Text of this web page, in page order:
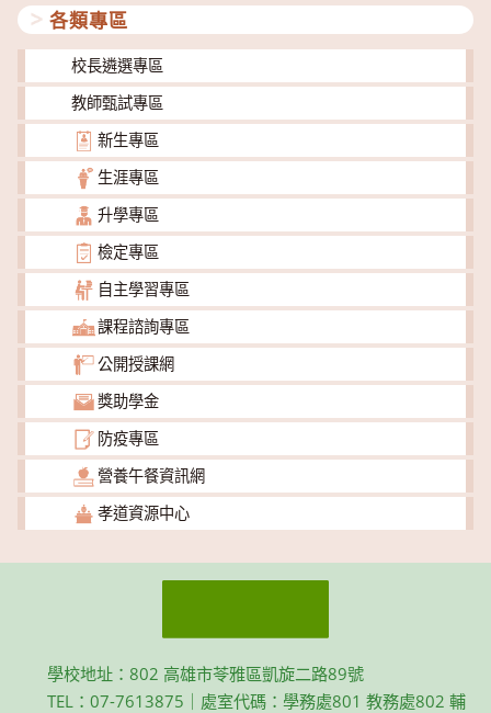
各類專區
校長遴選專區
教師甄試專區
新生專區
生涯專區
升學專區
檢定專區
自主學習專區
課程諮詢專區
公開授課網
獎助學金
防疫專區
營養午餐資訊網
孝道資源中心
學校地址：802 高雄市苓雅區凱旋二路89號
TEL：07-7613875｜處室代碼：學務處801 教務處802 輔